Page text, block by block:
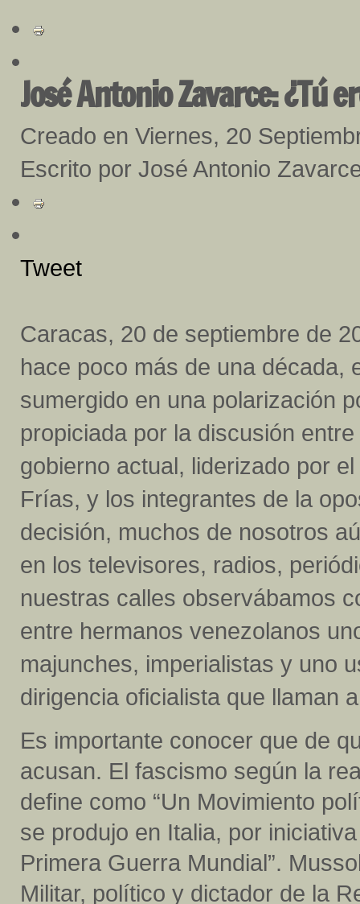
José Antonio Zavarce: ¿Tú
Creado en Viernes, 20
Escrito por José Antonio
Tweet
Caracas, 20 de septiembre de
hace poco más de una década,
sumergido en una polarización
propiciada por la discusión
gobierno actual, liderizado por
Frías, y los integrantes de la
decisión, muchos de nosotros
en los televisores, radios,
nuestras calles observábamos
entre hermanos venezolanos
majunches, imperialistas y uno
dirigencia oficialista que llaman
Es importante conocer que de
acusan. El fascismo según la
define como “Un Movimiento
se produjo en Italia, por
Primera Guerra Mundial”.
Militar, político y dictador de la